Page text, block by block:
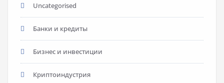
Uncategorised
Банки и кредиты
Бизнес и инвестиции
Криптоиндустрия